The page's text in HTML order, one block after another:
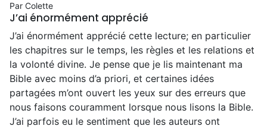
Par Colette
J’ai énormément apprécié
J’ai énormément apprécié cette lecture; en particulier
les chapitres sur le temps, les règles et les relations et
la volonté divine. Je pense que je lis maintenant ma
Bible avec moins d’a priori, et certaines idées
partagées m’ont ouvert les yeux sur des erreurs que
nous faisons couramment lorsque nous lisons la Bible.
J’ai parfois eu le sentiment que les auteurs ont